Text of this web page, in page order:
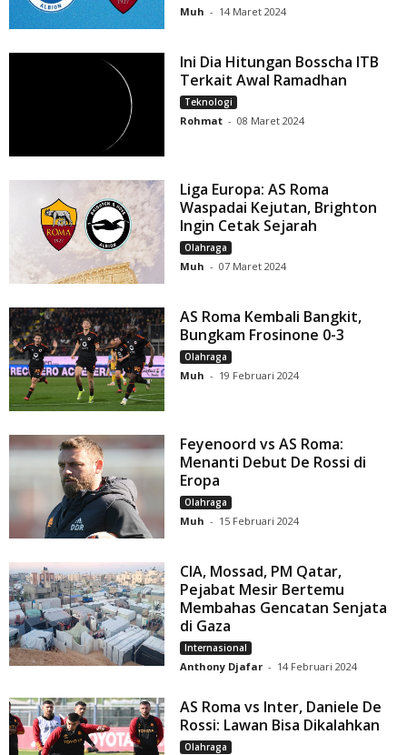
Muh - 14 Maret 2024
Ini Dia Hitungan Bosscha ITB
Terkait Awal Ramadhan
Teknologi
Rohmat - 08 Maret 2024
Liga Europa: AS Roma
Waspadai Kejutan, Brighton
Ingin Cetak Sejarah
Olahraga
Muh - 07 Maret 2024
AS Roma Kembali Bangkit,
Bungkam Frosinone 0-3
Olahraga
Muh - 19 Februari 2024
Feyenoord vs AS Roma:
Menanti Debut De Rossi di
Eropa
Olahraga
Muh - 15 Februari 2024
CIA, Mossad, PM Qatar,
Pejabat Mesir Bertemu
Membahas Gencatan Senjata
di Gaza
Internasional
Anthony Djafar - 14 Februari 2024
AS Roma vs Inter, Daniele De
Rossi: Lawan Bisa Dikalahkan
Olahraga